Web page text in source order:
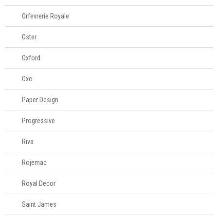
Orfevrerie Royale
Oster
Oxford
Oxo
Paper Design
Progressive
Riva
Rojemac
Royal Decor
Saint James